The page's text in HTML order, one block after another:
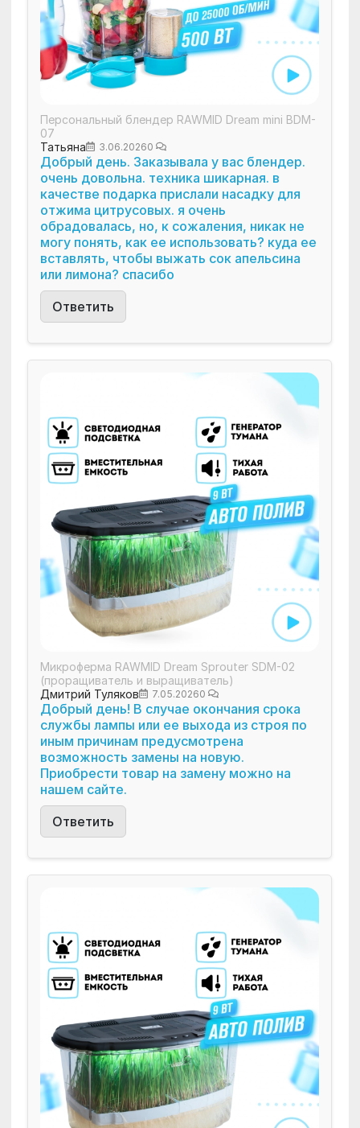
Персональный блендер RAWMID Dream mini BDM-
07
Татьяна
3.06.20260
Добрый день. Заказывала у вас блендер.
очень довольна. техника шикарная. в
качестве подарка прислали насадку для
отжима цитрусовых. я очень
обрадовалась, но, к сожаления, никак не
могу понять, как ее использовать? куда ее
вставлять, чтобы выжать сок апельсина
или лимона? спасибо
Ответить
Микроферма RAWMID Dream Sprouter SDM-02
(проращиватель и выращиватель)
Дмитрий Туляков
7.05.20260
Добрый день! В случае окончания срока
службы лампы или ее выхода из строя по
иным причинам предусмотрена
возможность замены на новую.
Приобрести товар на замену можно на
нашем сайте.
Ответить